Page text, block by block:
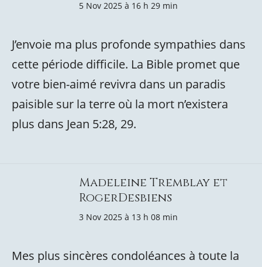
5 Nov 2025 à 16 h 29 min
J’envoie ma plus profonde sympathies dans
cette période difficile. La Bible promet que
votre bien-aimé revivra dans un paradis
paisible sur la terre où la mort n’existera
plus dans Jean 5:28, 29.
Madeleine Tremblay et
RogerDesbiens
3 Nov 2025 à 13 h 08 min
Mes plus sincères condoléances à toute la